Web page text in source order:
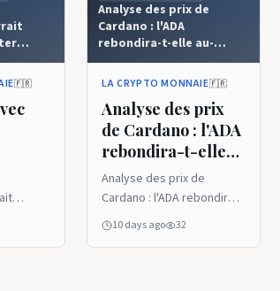
🇫🇷
Analyse des prix de
Cardano : l'ADA
rebondira-t-elle au-
dessus de 0,18 $ ? - La
Crypto Monnaie
LA CRYPTO MONNAIE🇫🇷
Analyse des prix
de Cardano : l'ADA
rebondira-t-elle
au-dessus de 0,18
$ ? - La Crypto
Monnaie
Analyse des prix de
Cardano : l'ADA rebondira-
t-elle au-dessus de 0,18 $ ?
10 days ago 32